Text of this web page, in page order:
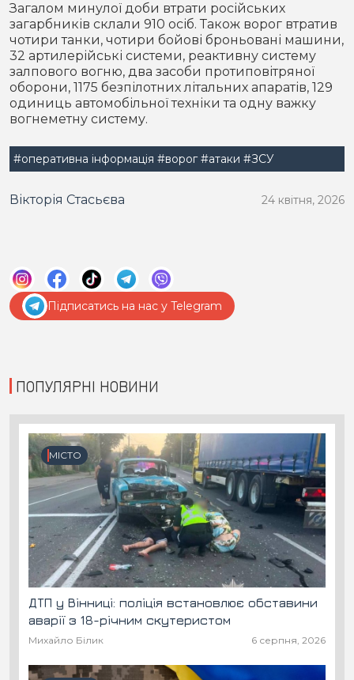
Загалом минулої доби втрати російських
загарбників склали 910 осіб. Також ворог втратив
чотири танки, чотири бойові броньовані машини,
32 артилерійські системи, реактивну систему
залпового вогню, два засоби протиповітряної
оборони, 1175 безпілотних літальних апаратів, 129
одиниць автомобільної техніки та одну важку
вогнеметну систему.
#оперативна інформація #ворог #атаки #ЗСУ
Вікторія Стасьєва 24 квітня, 2026
Підписатись на нас у Telegram
ПОПУЛЯРНІ НОВИНИ
МІСТО
ДТП у Вінниці: поліція встановлює обставини
аварії з 18-річним скутеристом
Михайло Білик 6 серпня, 2026